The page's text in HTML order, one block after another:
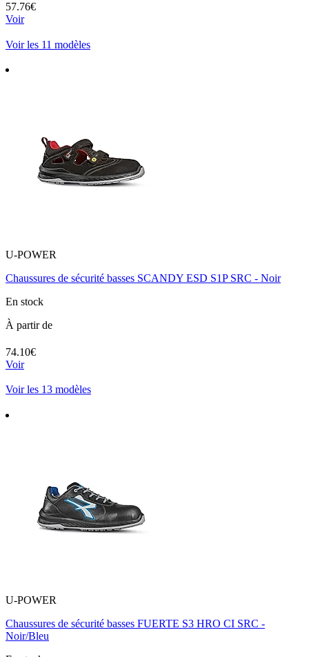
57.76€
Voir
Voir les 11 modèles
U-POWER
Chaussures de sécurité basses SCANDY ESD S1P SRC - Noir
En stock
À partir de
74.10€
Voir
Voir les 13 modèles
U-POWER
Chaussures de sécurité basses FUERTE S3 HRO CI SRC -
Noir/Bleu